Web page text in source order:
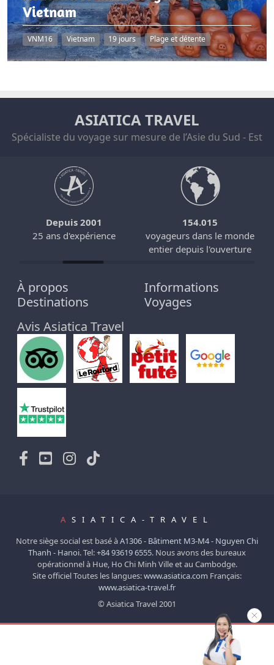
Vietnam
VNM16 Vietnam 19 jours Plage et détente
ASIATICA TRAVEL
Spécialiste du voyage sur mesure de l’Asie du Sud - Est
Depuis 2001
25 ans d'expérience
154.015
voyageurs dans le monde
entier depuis l'ouverture
À propos
Informations
Destinations
Voyages
Avis Asiatica Travel
A SIATICA-TRAVEL
Notre siège social est basé àA1306 - Bâtiment M3-M4 - Nguyen Chi
Thanh - Hanoi.Tel:+84 93619 6555. Nous avons des bureaux
opérationnel à Hue, Ho Chi Minh Ville et au Cambodge.
Site officiel Toutes les langues:www.asiatica.com Français:
www.asiatica-travel.fr
© Asiatica Travel 2001